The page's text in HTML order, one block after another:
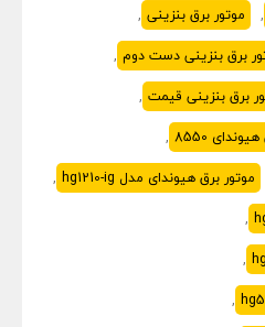
, موتور برق بنزینی ,
برق بنزینی دست دوم ,
برق بنزینی قیمت ,
8550
,
موتور برق هیوندای مدل hg1210-ig
,
,
,
,